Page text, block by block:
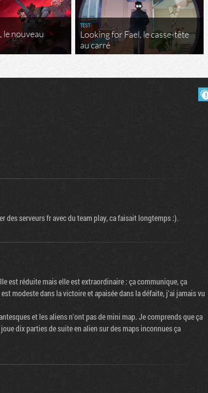
le nouveau
TEST
Looking for Fael, le casse-tête
au carré
des serveurs fr avec du team play, ca faisait longtemps :).
est réduite mais elle est extraordinaire : ça communique, ça
modeste dans la victoire et apaisée dans la défaite, j'ai jamais vu
et les aliens n'ont pas de mini map. Je comprends que ça
dix parties de suite en alien sur des maps inconnues ça